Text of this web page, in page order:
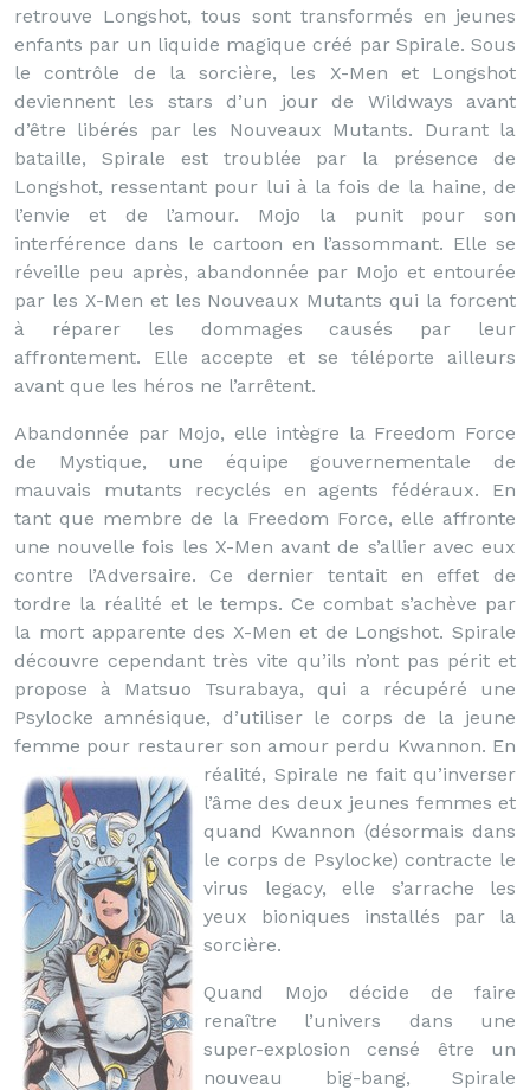
retrouve Longshot, tous sont transformés en jeunes
enfants par un liquide magique créé par Spirale. Sous
le contrôle de la sorcière, les X-Men et Longshot
deviennent les stars d’un jour de Wildways avant
d’être libérés par les Nouveaux Mutants. Durant la
bataille, Spirale est troublée par la présence de
Longshot, ressentant pour lui à la fois de la haine, de
l’envie et de l’amour. Mojo la punit pour son
interférence dans le cartoon en l’assommant. Elle se
réveille peu après, abandonnée par Mojo et entourée
par les X-Men et les Nouveaux Mutants qui la forcent
à réparer les dommages causés par leur
affrontement. Elle accepte et se téléporte ailleurs
avant que les héros ne l’arrêtent.
Abandonnée par Mojo, elle intègre la Freedom Force
de Mystique, une équipe gouvernementale de
mauvais mutants recyclés en agents fédéraux. En
tant que membre de la Freedom Force, elle affronte
une nouvelle fois les X-Men avant de s’allier avec eux
contre l’Adversaire. Ce dernier tentait en effet de
tordre la réalité et le temps. Ce combat s’achève par
la mort apparente des X-Men et de Longshot. Spirale
découvre cependant très vite qu’ils n’ont pas périt et
propose à Matsuo Tsurabaya, qui a récupéré une
Psylocke amnésique, d’utiliser le corps de la jeune
femme pour restaurer son amour perdu Kwannon. En
réalité, Spirale ne fait qu’inverser
l’âme des deux jeunes femmes et
quand Kwannon (désormais dans
le corps de Psylocke) contracte le
virus legacy, elle s’arrache les
yeux bioniques installés par la
sorcière.
Quand Mojo décide de faire
renaître l’univers dans une
super-explosion censé être un
nouveau big-bang, Spirale